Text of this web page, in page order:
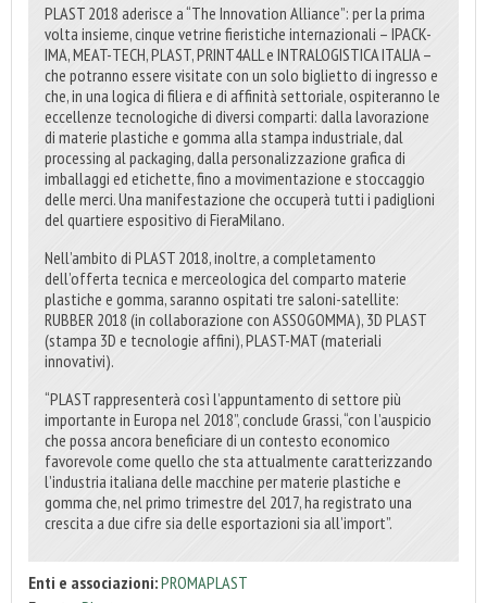
PLAST 2018 aderisce a “The Innovation Alliance”: per la prima
volta insieme, cinque vetrine fieristiche internazionali – IPACK-
IMA, MEAT-TECH, PLAST, PRINT4ALL e INTRALOGISTICA ITALIA –
che potranno essere visitate con un solo biglietto di ingresso e
che, in una logica di filiera e di affinità settoriale, ospiteranno le
eccellenze tecnologiche di diversi comparti: dalla lavorazione
di materie plastiche e gomma alla stampa industriale, dal
processing al packaging, dalla personalizzazione grafica di
imballaggi ed etichette, fino a movimentazione e stoccaggio
delle merci. Una manifestazione che occuperà tutti i padiglioni
del quartiere espositivo di FieraMilano.
Nell’ambito di PLAST 2018, inoltre, a completamento
dell’offerta tecnica e merceologica del comparto materie
plastiche e gomma, saranno ospitati tre saloni-satellite:
RUBBER 2018 (in collaborazione con ASSOGOMMA), 3D PLAST
(stampa 3D e tecnologie affini), PLAST-MAT (materiali
innovativi).
“PLAST rappresenterà così l’appuntamento di settore più
importante in Europa nel 2018”, conclude Grassi, “con l’auspicio
che possa ancora beneficiare di un contesto economico
favorevole come quello che sta attualmente caratterizzando
l’industria italiana delle macchine per materie plastiche e
gomma che, nel primo trimestre del 2017, ha registrato una
crescita a due cifre sia delle esportazioni sia all’import”.
Enti e associazioni:PROMAPLAST